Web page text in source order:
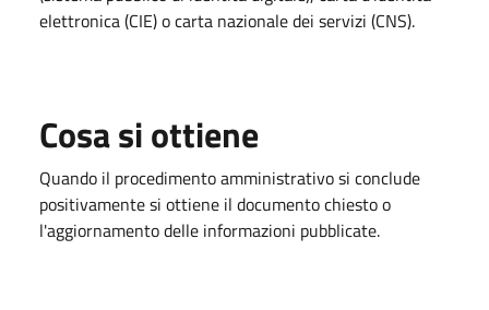
elettronica (CIE) o carta nazionale dei servizi (CNS).
Cosa si ottiene
Quando il procedimento amministrativo si conclude
positivamente si ottiene il documento chiesto o
l'aggiornamento delle informazioni pubblicate.